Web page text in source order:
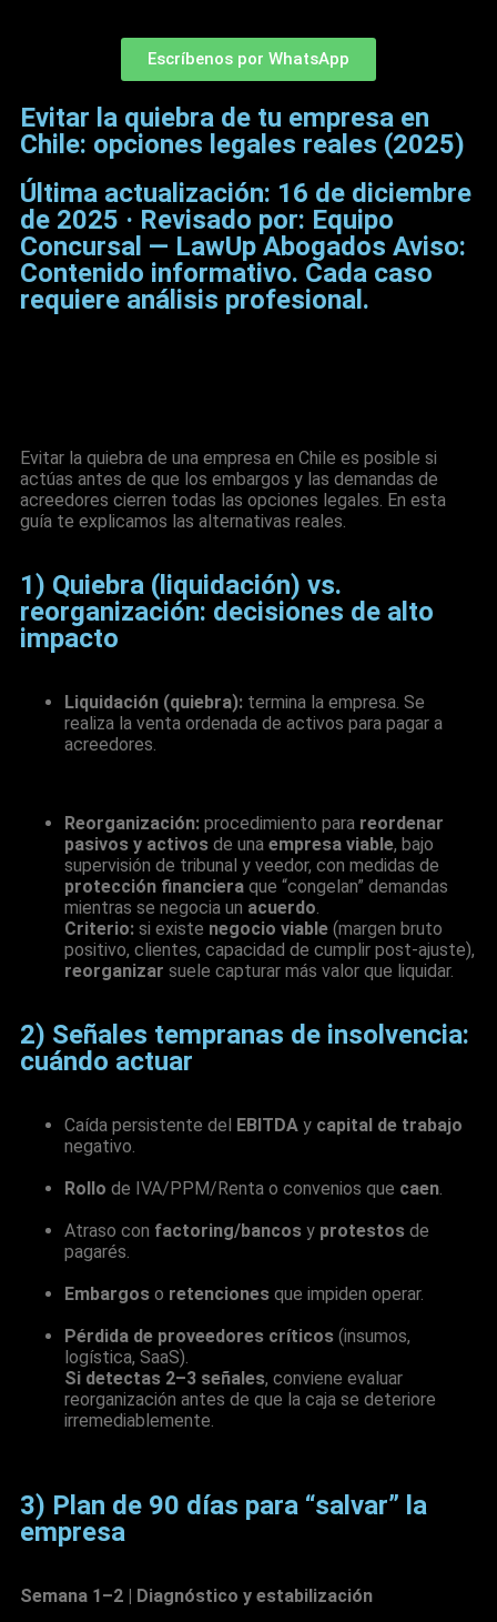
Escríbenos por WhatsApp
Evitar la quiebra de tu empresa en
Chile: opciones legales reales (2025)
Última actualización: 16 de diciembre
de 2025 · Revisado por: Equipo
Concursal — LawUp Abogados Aviso:
Contenido informativo. Cada caso
requiere análisis profesional.
Evitar la quiebra de una empresa en Chile es posible si
actúas antes de que los embargos y las demandas de
acreedores cierren todas las opciones legales. En esta
guía te explicamos las alternativas reales.
1) Quiebra (liquidación) vs.
reorganización: decisiones de alto
impacto
Liquidación (quiebra): termina la empresa. Se
realiza la venta ordenada de activos para pagar a
acreedores.
Reorganización: procedimiento para reordenar
pasivos y activos de una empresa viable, bajo
supervisión de tribunal y veedor, con medidas de
protección financiera que “congelan” demandas
mientras se negocia un acuerdo.
Criterio: si existe negocio viable (margen bruto
positivo, clientes, capacidad de cumplir post-ajuste),
reorganizar suele capturar más valor que liquidar.
2) Señales tempranas de insolvencia:
cuándo actuar
Caída persistente del EBITDA y capital de trabajo
negativo.
Rollo de IVA/PPM/Renta o convenios que caen.
Atraso con factoring/bancos y protestos de
pagarés.
Embargos o retenciones que impiden operar.
Pérdida de proveedores críticos (insumos,
logística, SaaS).
Si detectas 2–3 señales, conviene evaluar
reorganización antes de que la caja se deteriore
irremediablemente.
3) Plan de 90 días para “salvar” la
empresa
Semana 1–2 | Diagnóstico y estabilización